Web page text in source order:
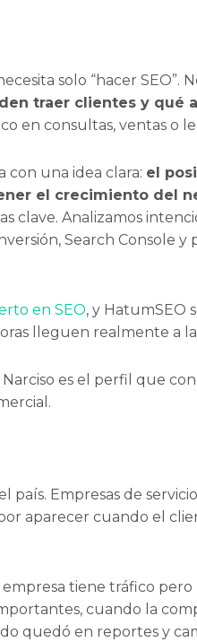
solo “hacer SEO”.
traer clientes y qué
en consultas, ventas o
con una idea clara: el
el crecimiento del
clave. Analizamos
Search Console y
en SEO, y HatumSEO
lleguen realmente a
Narciso es el perfil que
Empresas de
aparecer cuando el
tiene tráfico pero
cuando la
quedó en reportes y